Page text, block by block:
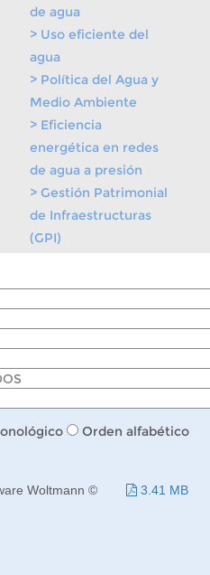
de agua
> Uso eficiente del
agua
> Política del Agua y
Medio Ambiente
> Eficiencia
energética en redes
de agua a presión
> Gestión Patrimonial
de Infraestructuras
(GPI)
Orden alfabético
Woltmann © 3.41 MB